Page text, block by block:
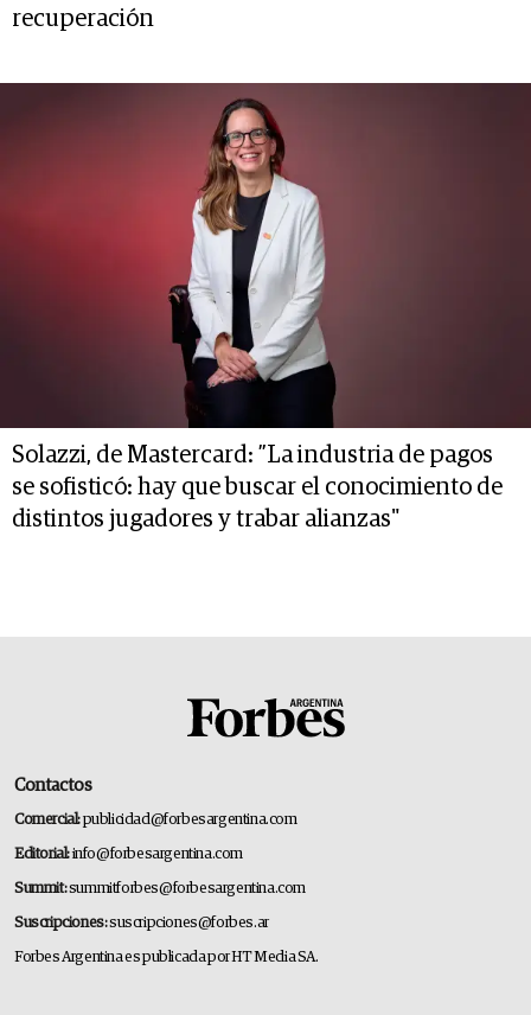
recuperación
Solazzi, de Mastercard: ”La industria de pagos
se sofisticó: hay que buscar el conocimiento de
distintos jugadores y trabar alianzas"
Contactos
Comercial:publicidad@forbesargentina.com
Editorial:info@forbesargentina.com
Summit:summitforbes@forbesargentina.com
Suscripciones:suscripciones@forbes.ar
Forbes Argentina es publicada por HT Media SA.